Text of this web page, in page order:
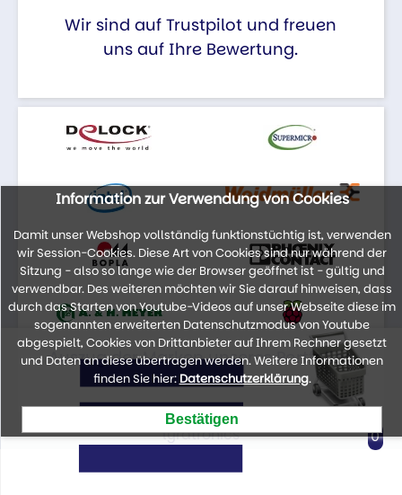
Wir sind auf Trustpilot und freuen
uns auf Ihre Bewertung.
Auszug der Marken unseres Portfolios
lyratronics
Information zur Verwendung von Cookies
Damit unser Webshop vollständig funktionstüchtig ist, verwenden
wir Session-Cookies. Diese Art von Cookies sind nur während der
Sitzung - also so lange wie der Browser geöffnet ist - gültig und
verwendbar. Des weiteren möchten wir Sie darauf hinweisen, dass
durch das Starten von Youtube-Videos auf unser Webseite diese im
sogenannten erweiterten Datenschutzmodus von Youtube
abgespielt, Cookies von Drittanbieter auf Ihrem Rechner gesetzt
und Daten an diese übertragen werden. Weitere Informationen
finden Sie hier: Datenschutzerklärung.
0